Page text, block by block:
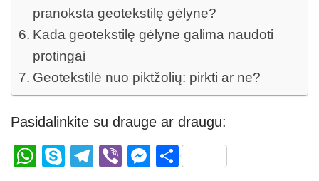
pranoksta geotekstilę gėlyne?
Kada geotekstilę gėlyne galima naudoti
protingai
Geotekstilė nuo piktžolių: pirkti ar ne?
Pasidalinkite su drauge ar draugu:
W
S
T
Vi
M S